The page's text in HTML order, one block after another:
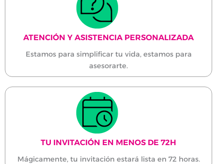
ATENCIÓN Y ASISTENCIA PERSONALIZADA
Estamos para simplificar tu vida, estamos para
asesorarte.
TU INVITACIÓN EN MENOS DE 72H
Mágicamente, tu invitación estará lista en 72 horas.